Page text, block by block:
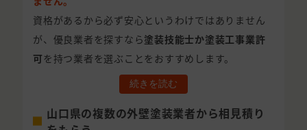
資格があるから必ず安心というわけではありません
が、優良業者を探すなら塗装技能士か塗装工事業許
可 を持つ業者を選ぶことをおすすめします。
続きを読む
山口県の複数の外壁塗装業者から相見積り